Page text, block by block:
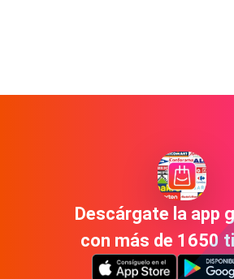
Descárgate la app
con más de 1650